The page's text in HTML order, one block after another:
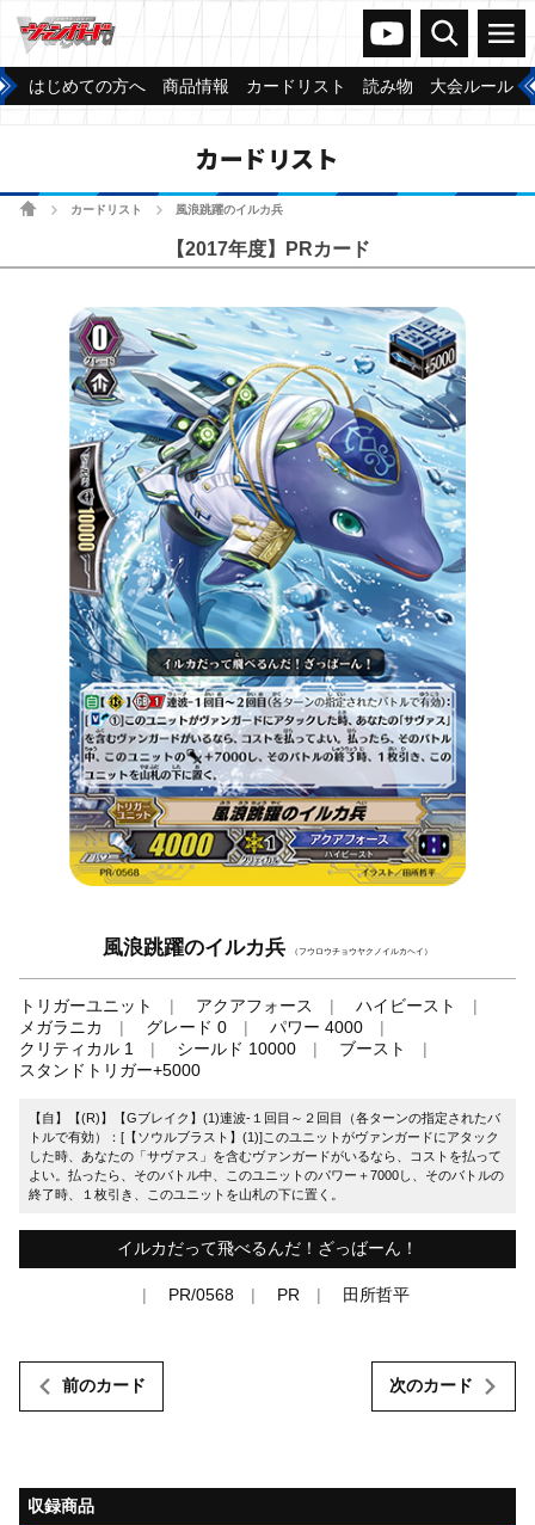
ヴァンガードch
検索 メニュー
はじめての方へ 商品情報 カードリスト 読み物 大会ルール
カードリスト
ホームカードリスト 風浪跳躍のイルカ兵
【2017年度】PRカード
風浪跳躍のイルカ兵 （フウロウチョウヤクノイルカヘイ）
トリガーユニット アクアフォース
ハイビースト
メガラニカ
グレード 0
パワー 4000
クリティカル 1
シールド 10000
ブースト
スタンドトリガー+5000
【自】【(R)】【Gブレイク】(1)連波-１回目～２回目（各ターンの指定されたバ
トルで有効）：[【ソウルブラスト】(1)]このユニットがヴァンガードにアタック
した時、あなたの「サヴァス」を含むヴァンガードがいるなら、コストを払って
よい。払ったら、そのバトル中、このユニットのパワー＋7000し、そのバトルの
終了時、１枚引き、このユニットを山札の下に置く。
イルカだって飛べるんだ！ざっばーん！
PR/0568 PR 田所哲平
前のカード 次のカード
収録商品